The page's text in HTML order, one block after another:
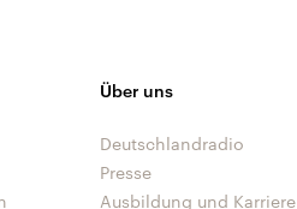
Über uns
Deutschlandradio
Presse
Ausbildung und Karriere